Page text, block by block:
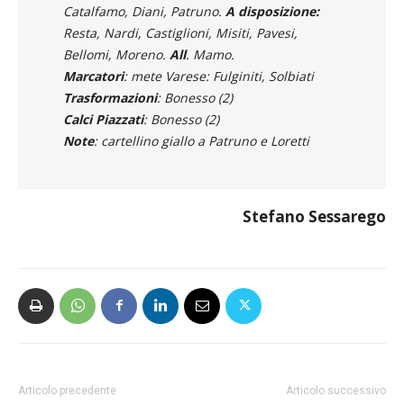
Catalfamo, Diani, Patruno. A disposizione:
Resta, Nardi, Castiglioni, Misiti, Pavesi,
Bellomi, Moreno. All. Mamo.
Marcatori: mete Varese: Fulginiti, Solbiati
Trasformazioni: Bonesso (2)
Calci Piazzati: Bonesso (2)
Note: cartellino giallo a Patruno e Loretti
Stefano Sessarego
Articolo precedente Articolo successivo